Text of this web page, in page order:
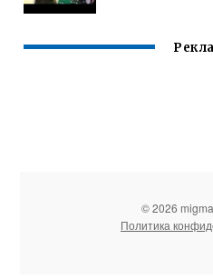
© 2026
Политика